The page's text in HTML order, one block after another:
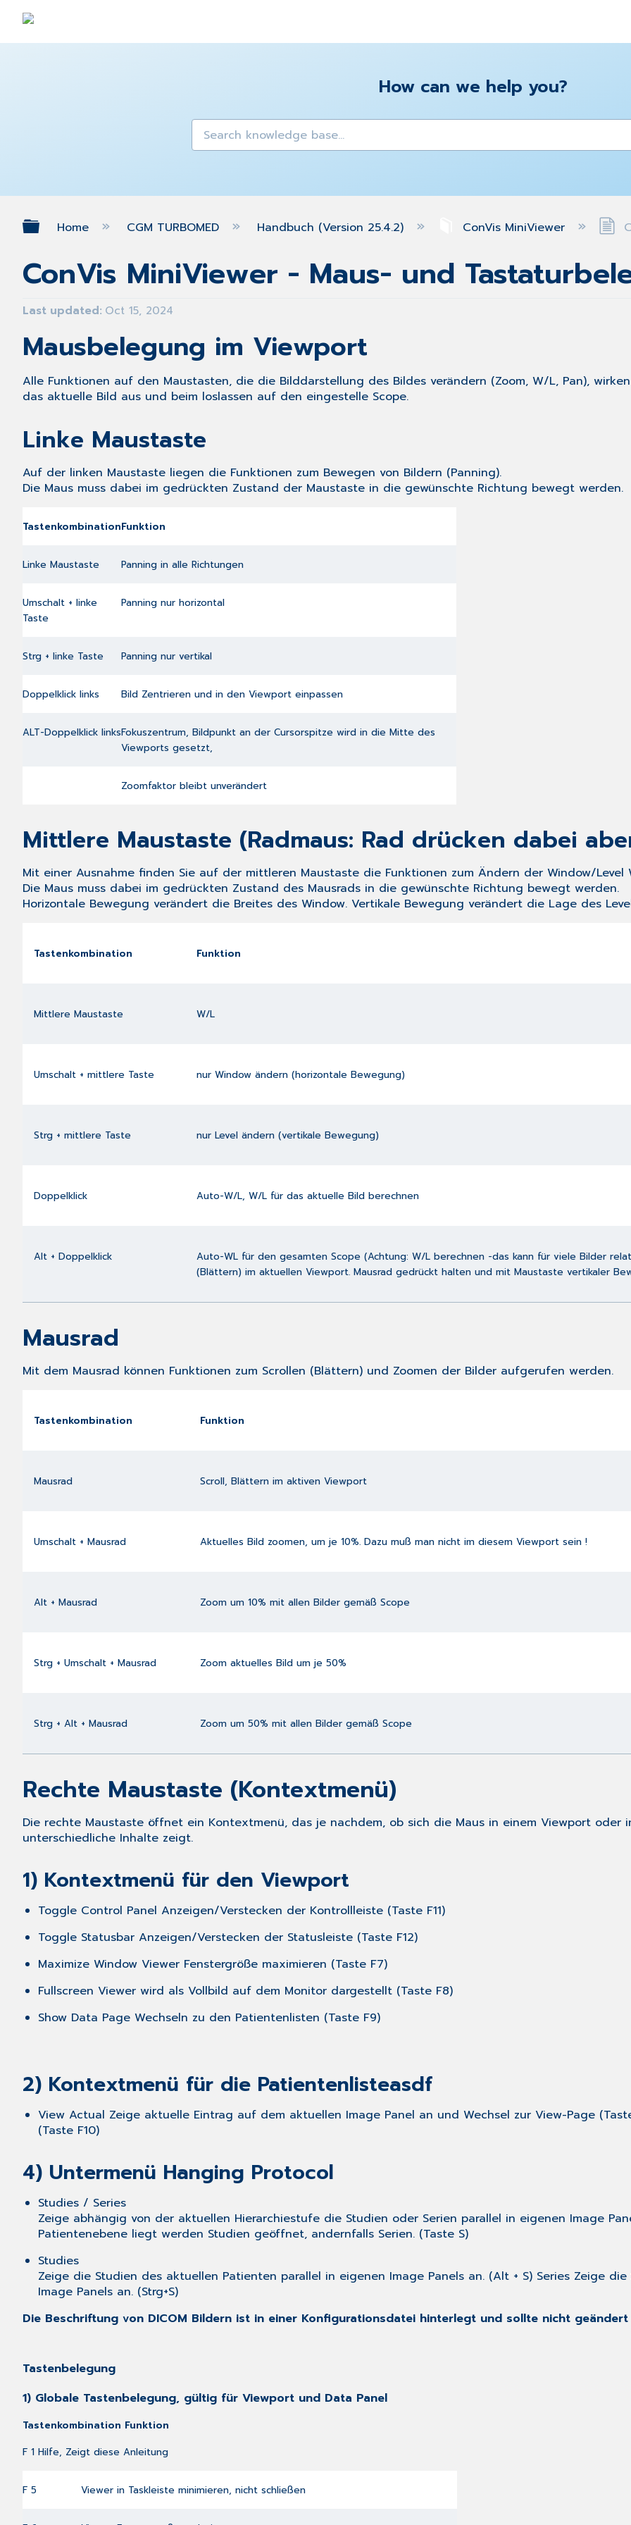
How can we help you?
Expand/collapse global hierarchy
Home CGM TURBOMED Handbuch (Version 25.4.2) ConVis MiniViewer
ConVis MiniViewer - Maus- und
Last updated Oct 15, 2024
Mausbelegung im Viewport
Alle Funktionen auf den Maustasten, die die Bilddarstellung des Bildes verändern (Zoom, W/L, Pan),
das aktuelle Bild aus und beim loslassen auf den eingestelle Scope.
Linke Maustaste
Auf der linken Maustaste liegen die Funktionen zum Bewegen von Bildern (Panning).
Die Maus muss dabei im gedrückten Zustand der Maustaste in die gewünschte Richtung bewegt werden.
TastenkombinationFunktion
Linke Maustaste Panning in alle Richtungen
Umschalt + linke
Taste
Panning nur horizontal
Strg + linke Taste Panning nur vertikal
Doppelklick links Bild Zentrieren und in den Viewport einpassen
ALT-Doppelklick linksFokuszentrum, Bildpunkt an der Cursorspitze wird in die Mitte des
Viewports gesetzt,
Zoomfaktor bleibt unverändert
Mittlere Maustaste (Radmaus: Rad drücken dabei
Mit einer Ausnahme finden Sie auf der mittleren Maustaste die Funktionen zum Ändern der Window/Level
Die Maus muss dabei im gedrückten Zustand des Mausrads in die gewünschte Richtung bewegt werden.
Horizontale Bewegung verändert die Breites des Window. Vertikale Bewegung verändert die Lage des
Tastenkombination Funktion
Mittlere Maustaste W/L
Umschalt + mittlere Taste nur Window ändern (horizontale Bewegung)
Strg + mittlere Taste nur Level ändern (vertikale Bewegung)
Doppelklick Auto-W/L, W/L für das aktuelle Bild berechnen
Alt + Doppelklick
Auto-WL für den gesamten Scope (Achtung: W/L berechnen -das kann für viele Bilder
(Blättern) im aktuellen Viewport. Mausrad gedrückt halten und mit Maustaste vertikaler
Mausrad
Mit dem Mausrad können Funktionen zum Scrollen (Blättern) und Zoomen der Bilder aufgerufen werden.
Tastenkombination Funktion
Mausrad Scroll, Blättern im aktiven Viewport
Umschalt + Mausrad Aktuelles Bild zoomen, um je 10%. Dazu muß man nicht im diesem Viewport sein !
Alt + Mausrad Zoom um 10% mit allen Bilder gemäß Scope
Strg + Umschalt + Mausrad Zoom aktuelles Bild um je 50%
Strg + Alt + Mausrad Zoom um 50% mit allen Bilder gemäß Scope
Rechte Maustaste (Kontextmenü)
Die rechte Maustaste öffnet ein Kontextmenü, das je nachdem, ob sich die Maus in einem Viewport oder
unterschiedliche Inhalte zeigt.
1) Kontextmenü für den Viewport
Toggle Control Panel Anzeigen/Verstecken der Kontrollleiste (Taste F11)
Toggle Statusbar Anzeigen/Verstecken der Statusleiste (Taste F12)
Maximize Window Viewer Fenstergröße maximieren (Taste F7)
Fullscreen Viewer wird als Vollbild auf dem Monitor dargestellt (Taste F8)
Show Data Page Wechseln zu den Patientenlisten (Taste F9)
2) Kontextmenü für die Patientenlisteasdf
View Actual Zeige aktuelle Eintrag auf dem aktuellen Image Panel an und Wechsel zur View-Page
(Taste F10)
4) Untermenü Hanging Protocol
Studies / Series
Zeige abhängig von der aktuellen Hierarchiestufe die Studien oder Serien parallel in eigenen Image
Patientenebene liegt werden Studien geöffnet, andernfalls Serien. (Taste S)
Studies
Zeige die Studien des aktuellen Patienten parallel in eigenen Image Panels an. (Alt + S) Series Zeige
Image Panels an. (Strg+S)
Die Beschriftung von DICOM Bildern ist in einer Konfigurationsdatei hinterlegt und sollte nicht geändert
Tastenbelegung
1) Globale Tastenbelegung, gültig für Viewport und Data Panel
Tastenkombination Funktion
F 1 Hilfe, Zeigt diese Anleitung
F 5 Viewer in Taskleiste minimieren, nicht schließen